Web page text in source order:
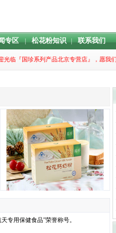
专区 | 松花粉知识 | 联系我们
光临『国珍系列产品北京专营店』，愿
专用保健食品”荣誉称号。